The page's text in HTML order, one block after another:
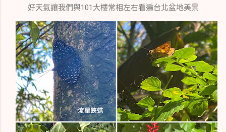
好天氣讓我們與101大樓常相左右看遍台北盆地美景